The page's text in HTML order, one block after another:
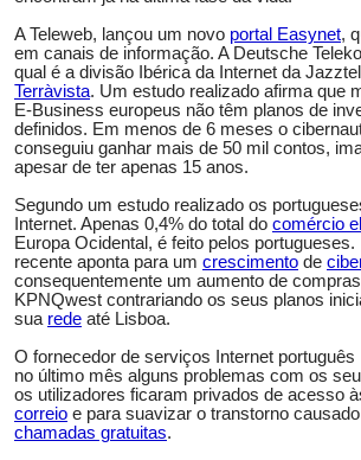
A Teleweb, lançou um novo portal Easynet,
em canais de informação. A Deutsche
qual é a divisão Ibérica da Internet da
Terràvista. Um estudo realizado afirma que
E-Business europeus não têm planos de
definidos. Em menos de 6 meses o
conseguiu ganhar mais de 50 mil contos,
apesar de ter apenas 15 anos.
Segundo um estudo realizado os
Internet. Apenas 0,4% do total do comércio
Europa Ocidental, é feito pelos
recente aponta para um crescimento de
consequentemente um aumento de
KPNQwest contrariando os seus planos
sua rede até Lisboa.
O fornecedor de serviços Internet português
no último mês alguns problemas com os
os utilizadores ficaram privados de acesso
correio e para suavizar o transtorno
chamadas gratuitas.